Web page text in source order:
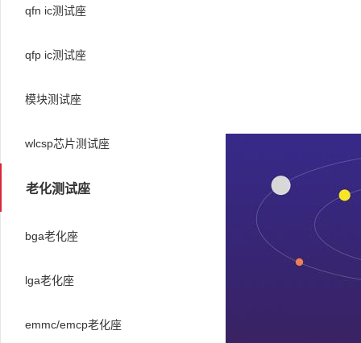
qfn ic测试座
qfp ic测试座
模块测试座
wlcsp芯片测试座
老化测试座
bga老化座
lga老化座
emmc/emcp老化座